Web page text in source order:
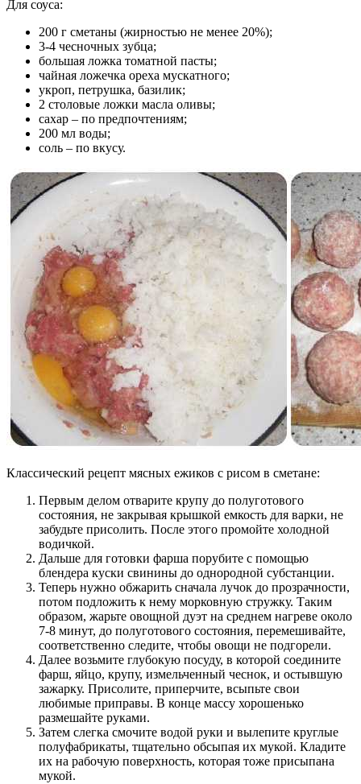
Для соуса:
200 г сметаны (жирностью не менее 20%);
3-4 чесночных зубца;
большая ложка томатной пасты;
чайная ложечка ореха мускатного;
укроп, петрушка, базилик;
2 столовые ложки масла оливы;
сахар – по предпочтениям;
200 мл воды;
соль – по вкусу.
Классический рецепт мясных ежиков с рисом в сметане:
Первым делом отварите крупу до полуготового
состояния, не закрывая крышкой емкость для варки, не
забудьте присолить. После этого промойте холодной
водичкой.
Дальше для готовки фарша порубите с помощью
блендера куски свинины до однородной субстанции.
Теперь нужно обжарить сначала лучок до прозрачности,
потом подложить к нему морковную стружку. Таким
образом, жарьте овощной дуэт на среднем нагреве около
7-8 минут, до полуготового состояния, перемешивайте,
соответственно следите, чтобы овощи не подгорели.
Далее возьмите глубокую посуду, в которой соедините
фарш, яйцо, крупу, измельченный чеснок, и остывшую
зажарку. Присолите, приперчите, всыпьте свои
любимые приправы. В конце массу хорошенько
размешайте руками.
Затем слегка смочите водой руки и вылепите круглые
полуфабрикаты, тщательно обсыпая их мукой. Кладите
их на рабочую поверхность, которая тоже присыпана
мукой.